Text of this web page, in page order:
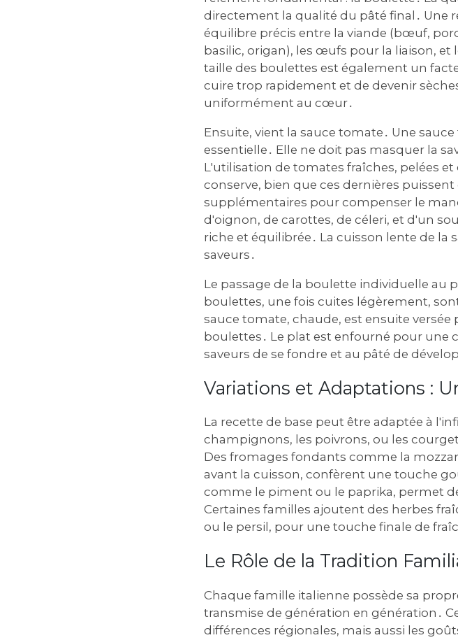
directement la qualité du pâté final․ Une
équilibre précis entre la viande (bœuf,
basilic, origan), les œufs pour la liaison, et
taille des boulettes est également un
cuire trop rapidement et de devenir
uniformément au cœur․
Ensuite, vient la sauce tomate․ Une
essentielle․ Elle ne doit pas masquer la
L'utilisation de tomates fraîches, pelées
conserve, bien que ces dernières
supplémentaires pour compenser le
d'oignon, de carottes, de céleri, et d'un
riche et équilibrée․ La cuisson lente de
saveurs․
Le passage de la boulette individuelle au
boulettes, une fois cuites légèrement,
sauce tomate, chaude, est ensuite
boulettes․ Le plat est enfourné pour
saveurs de se fondre et au pâté de
Variations et Adaptations :
La recette de base peut être adaptée à
champignons, les poivrons, ou les
Des fromages fondants comme la
avant la cuisson, confèrent une touche
comme le piment ou le paprika, permet
Certaines familles ajoutent des herbes
ou le persil, pour une touche finale de
Le Rôle de la Tradition
Chaque famille italienne possède sa
transmise de génération en génération․
différences régionales, mais aussi les